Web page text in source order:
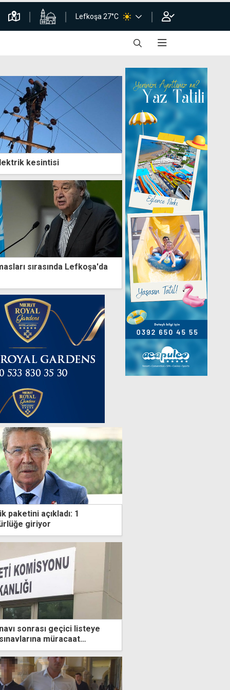
Lefkoşa 27°C
kesintisi
sırasında Lefkoşa'da
paketini açıkladı: 1
giriyor
sonrası geçici listeye
müracaat